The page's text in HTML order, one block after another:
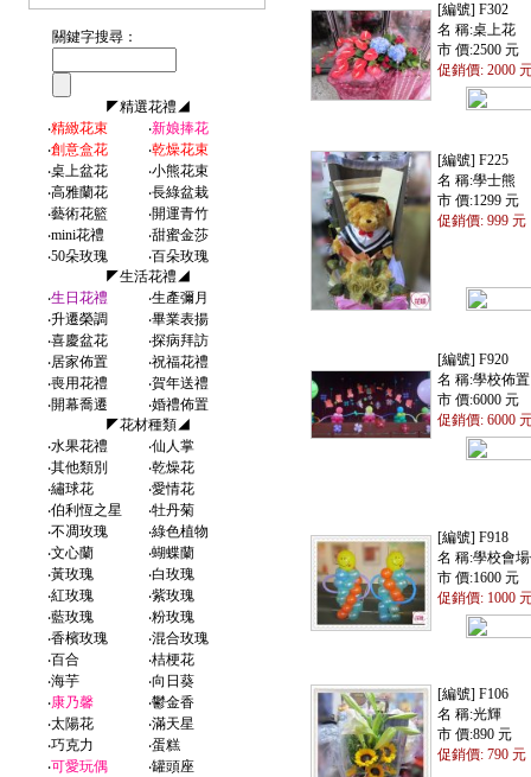
關鍵字搜尋：
◤精選花禮◢
‧精緻花束 ‧新娘捧花
‧創意盒花 ‧乾燥花束
‧桌上盆花 ‧小熊花束
‧高雅蘭花 ‧長綠盆栽
‧藝術花籃 ‧開運青竹
‧mini花禮 ‧甜蜜金莎
‧50朵玫瑰 ‧百朵玫瑰
◤生活花禮◢
‧生日花禮 ‧生產彌月
‧升遷榮調 ‧畢業表揚
‧喜慶盆花 ‧探病拜訪
‧居家佈置 ‧祝福花禮
‧喪用花禮 ‧賀年送禮
‧開幕喬遷 ‧婚禮佈置
◤花材種類◢
‧水果花禮 ‧仙人掌
‧其他類別 ‧乾燥花
‧繡球花 ‧愛情花
‧伯利恆之星 ‧牡丹菊
‧不凋玫瑰 ‧綠色植物
‧文心蘭 ‧蝴蝶蘭
‧黃玫瑰 ‧白玫瑰
‧紅玫瑰 ‧紫玫瑰
‧藍玫瑰 ‧粉玫瑰
‧香檳玫瑰 ‧混合玫瑰
‧百合 ‧桔梗花
‧海芋 ‧向日葵
‧康乃馨 ‧鬱金香
‧太陽花 ‧滿天星
‧巧克力 ‧蛋糕
‧可愛玩偶 ‧罐頭座
[編號] F302
名 稱:桌上花
市 價:2500 元
促銷價: 2000
[編號] F225
名 稱:學士熊
市 價:1299 元
促銷價: 999 元
[編號] F920
名 稱:學校佈置
市 價:6000 元
促銷價: 6000
[編號] F918
名 稱:學校會
市 價:1600 元
促銷價: 1000
[編號] F106
名 稱:光輝
市 價:890 元
促銷價: 790 元